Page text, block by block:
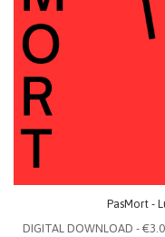
PasMort -